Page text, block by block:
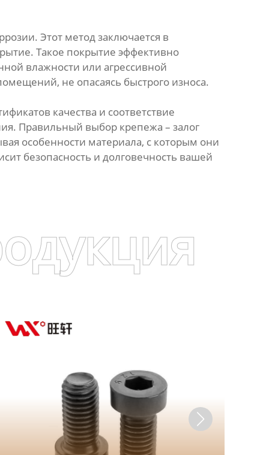
Этот метод заключается в
Такое покрытие эффективно
влажности или агрессивной
не опасаясь быстрого износа.
качества и соответствие
Правильный выбор крепежа – залог
особенности материала, с которым они
безопасность и долговечность вашей